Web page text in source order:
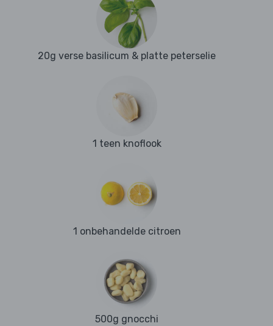
20g verse basilicum & platte peterselie
1 teen knoflook
1 onbehandelde citroen
500g gnocchi